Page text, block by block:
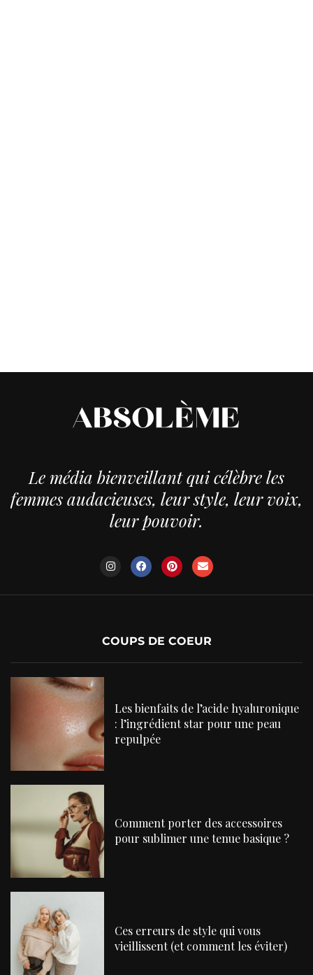
Le média bienveillant qui célèbre les
femmes audacieuses, leur style, leur voix,
leur pouvoir.
COUPS DE COEUR
Les bienfaits de l’acide hyaluronique
: l’ingrédient star pour une peau
repulpée
Comment porter des accessoires
pour sublimer une tenue basique ?
Ces erreurs de style qui vous
vieillissent (et comment les éviter)